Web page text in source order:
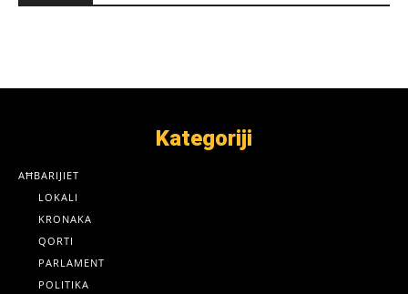
Kategoriji
AĦBARIJIET
LOKALI
KRONAKA
QORTI
PARLAMENT
POLITIKA